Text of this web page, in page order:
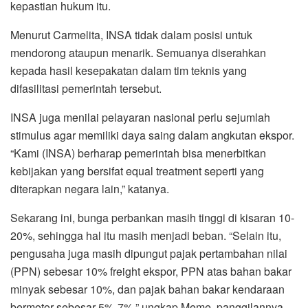
kepastian hukum itu.
Menurut Carmelita, INSA tidak dalam posisi untuk
mendorong ataupun menarik. Semuanya diserahkan
kepada hasil kesepakatan dalam tim teknis yang
difasilitasi pemerintah tersebut.
INSA juga menilai pelayaran nasional perlu sejumlah
stimulus agar memiliki daya saing dalam angkutan ekspor.
“Kami (INSA) berharap pemerintah bisa menerbitkan
kebijakan yang bersifat equal treatment seperti yang
diterapkan negara lain,” katanya.
Sekarang ini, bunga perbankan masih tinggi di kisaran 10-
20%, sehingga hal itu masih menjadi beban. “Selain itu,
pengusaha juga masih dipungut pajak pertambahan nilai
(PPN) sebesar 10% freight ekspor, PPN atas bahan bakar
minyak sebesar 10%, dan pajak bahan bakar kendaraan